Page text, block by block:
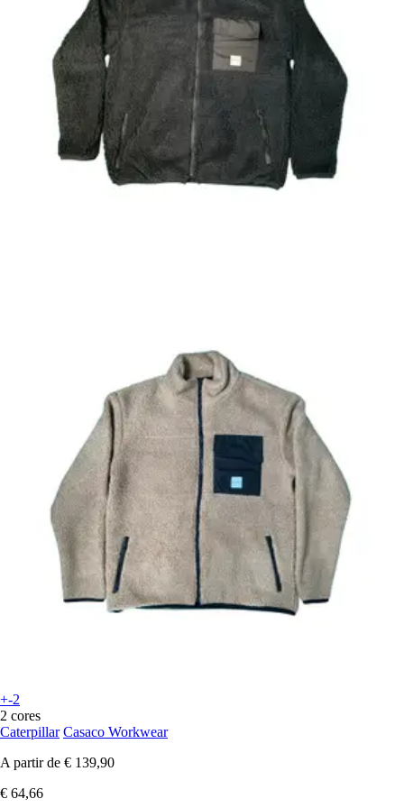
+-2
2 cores
Caterpillar Casaco Workwear
A partir de € 139,90
€ 64,66